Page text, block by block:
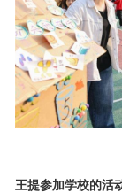
王提参加学校的活